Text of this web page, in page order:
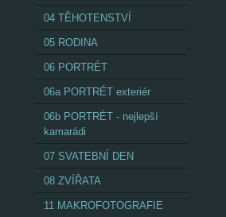
04 TĚHOTENSTVÍ
05 RODINA
06 PORTRÉT
06a PORTRÉT exteriér
06b PORTRÉT - nejlepší
kamarádi
07 SVATEBNÍ DEN
08 ZVÍŘATA
11 MAKROFOTOGRAFIE